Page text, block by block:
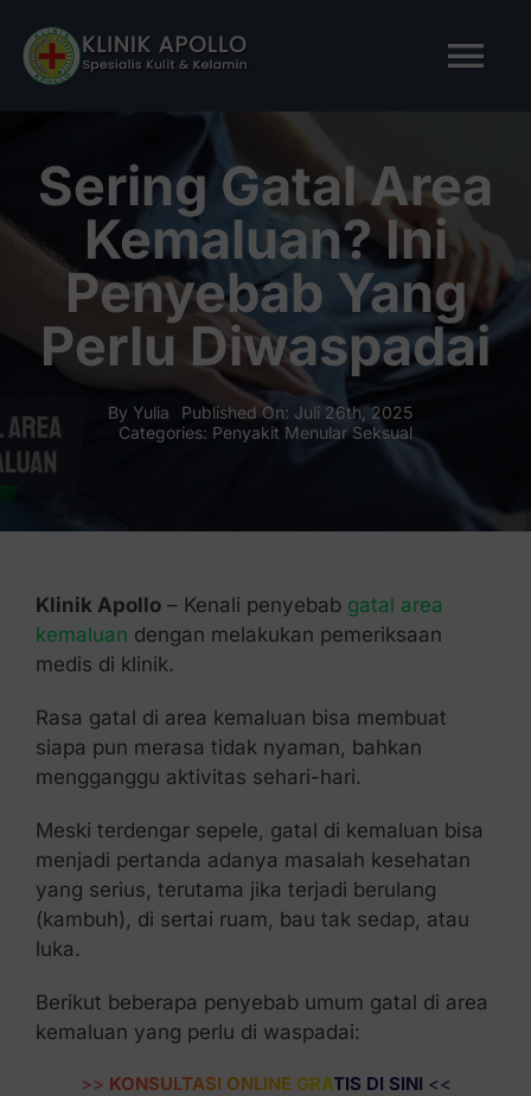
content
TENTANG KAMI
LAYANAN KAMI
Tanya Apollo
Sering Gatal Area
Kemaluan? Ini
Penyebab Yang
Perlu Diwaspadai
By Yulia
Published On: Juli 26th, 2025
Categories: Penyakit Menular Seksual
Klinik Apollo– Kenali penyebab gatal area
kemaluan dengan melakukan pemeriksaan
medis di klinik.
Rasa gatal di area kemaluan bisa membuat
siapa pun merasa tidak nyaman, bahkan
mengganggu aktivitas sehari-hari.
Meski terdengar sepele, gatal di kemaluan bisa
menjadi pertanda adanya masalah kesehatan
yang serius, terutama jika terjadi berulang
(kambuh), di sertai ruam, bau tak sedap, atau
luka.
Berikut beberapa penyebab umum gatal di area
kemaluan yang perlu di waspadai:
>> KONSULTASI ONLINE GRATIS DI SINI <<